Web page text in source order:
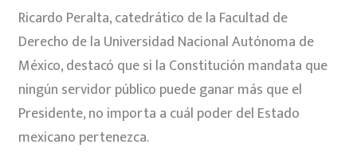
Ricardo Peralta, catedrático de la Facultad de
Derecho de la Universidad Nacional Autónoma de
México, destacó que si la Constitución mandata que
ningún servidor público puede ganar más que el
Presidente, no importa a cuál poder del Estado
mexicano pertenezca.